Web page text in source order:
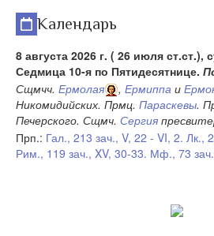
Календарь
8 августа 2026 г. ( 26 июля ст.ст.),
Седмица 10-я по Пятидесятнице.
Сщмчч. Ермолая , Ермиппа и
Никомидийских. Прмц. Параскевы.
Печерского. Сщмч. Сергия
Прп.: Гал., 213 зач., V, 22 - VI, 2. Лк.,
Рим., 119 зач., XV, 30-33. Мф., 73